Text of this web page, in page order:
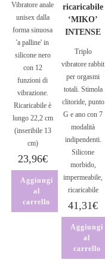
Vibratore anale
unisex dalla
forma sinuosa
'a palline' in
silicone nero
con 12
funzioni di
vibrazione.
Ricaricabile è
lungo 22,2 cm
(inseribile 13
cm)
23,96€
Aggiungi
al
carrello
ricaricabile
‘MIKO’
INTENSE
Triplo
vibratore rabbit
per orgasmi
totali. Stimola
clitoride, punto
G e ano con 7
modalità
indipendenti.
Silicone
morbido,
impermeabile,
ricaricabile
41,31€
Aggiungi
al
carrello